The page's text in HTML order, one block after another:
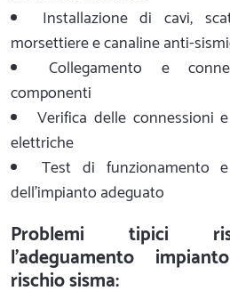
Installazione di cavi,
morsettiere e canaline anti-
Collegamento e
componenti
Verifica delle connessioni
elettriche
Test di funzionamento
dell'impianto adeguato
Problemi tipici
l'adeguamento
rischio sisma: